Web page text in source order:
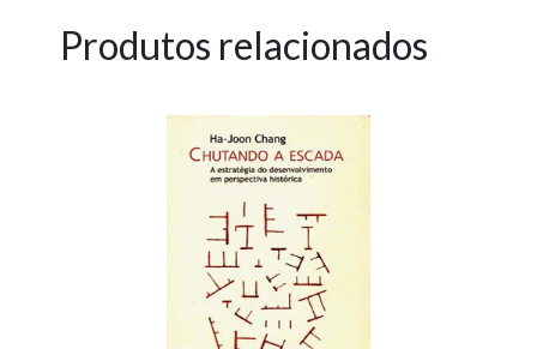
Produtos relacionados